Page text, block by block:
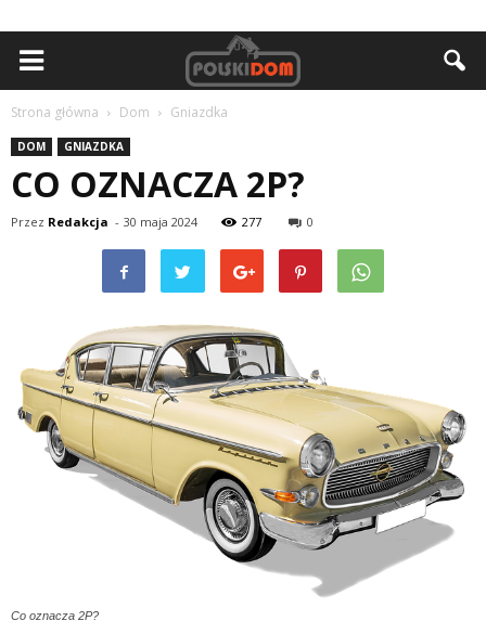
Strona główna Dom Gniazdka
DOM GNIAZDKA
CO OZNACZA 2P?
Przez Redakcja - 30 maja 2024 277 0
Co oznacza 2P?